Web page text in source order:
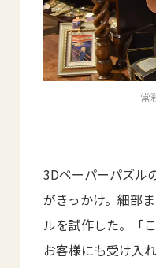
常
3Dペーパーパズル
がきっかけ。細部
ルを試作した。「
お客様にも受け入